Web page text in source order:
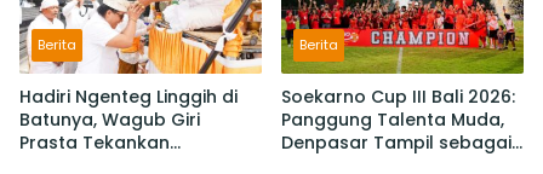
Berita
Hadiri Ngenteg Linggih di
Batunya, Wagub Giri
Prasta Tekankan
Berita
Soekarno Cup III Bali 2026:
Panggung Talenta Muda,
Denpasar Tampil sebagai